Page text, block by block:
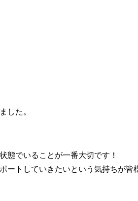
した。
態でいることが一番大切です！
トしていきたいという気持ちが皆